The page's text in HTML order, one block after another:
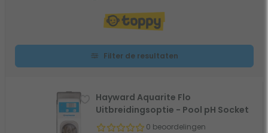
Filter de resultaten
Hayward Aquarite Flo
Uitbreidingsoptie - Pool pH Socket
0 beoordelingen